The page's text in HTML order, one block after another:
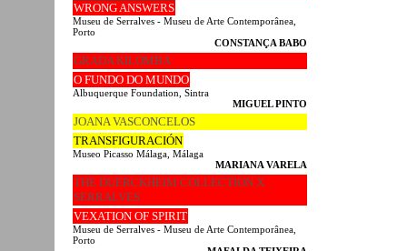
WRONG ANSWERS
Museu de Serralves - Museu de Arte Contemporânea,
Porto
CONSTANÇA BABO
GRADA KILOMBA
O FUNDO DO MUNDO
Albuquerque Foundation, Sintra
MIGUEL PINTO
JOANA VASCONCELOS
TRANSFIGURACIÓN
Museo Picasso Málaga, Málaga
MARIANA VARELA
THE DUERCKHEIM COLLECTION X
SERRALVES
VEXATION OF SPIRIT
Museu de Serralves - Museu de Arte Contemporânea,
Porto